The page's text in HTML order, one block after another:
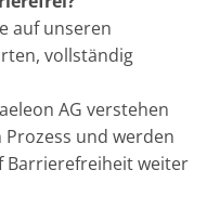
auf unseren
vollständig
AG verstehen
und werden
Barrierefreiheit weiter